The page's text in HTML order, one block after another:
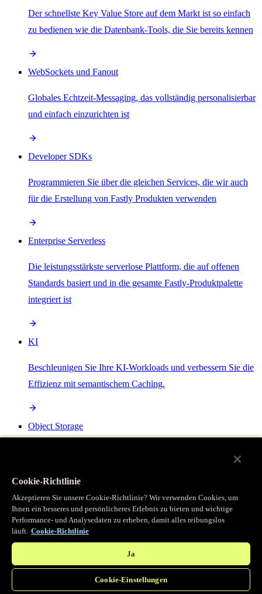
Der schnellste Key Value Store auf dem Markt ist so einfach
zu bedienen wie die Datenbank-Tools, die Sie bereits kennen
WebSockets und Fanout
Globales Echtzeit-Messaging, das vollständig personalisierbar
und einfach einzurichten ist
Developer SDKs
Programmieren Sie über die gleichen Services, die wir auch
für die Erstellung von Fastly Produkten verwenden
Enterprise Serverless
Die leistungsstärkste serverlose Plattform, die auf offenen
Standards basiert und in die gesamte Fastly-Produktpalette
integriert ist
KI
Beschleunigen Sie Ihre KI-Workloads und verbessern Sie die
Effizienz mit semantischem Caching.
Object Storage
Programmierbarer Cache
Erhalten Sie vollständigen programmatischen Zugriff auf das
legendäre Caching, das unser CDN antreibt.
Cookie-Richtlinie
Akzeptieren Sie unsere Cookie-Richtlinie? Wir verwenden Cookies, um
Ihnen ein besseres und persönlicheres Erlebnis zu bieten und wichtige
Performance- und Analysedaten zu erheben, damit alles reibungslos
läuft. Cookie-Richtlinie
Ja
Cookie-Einstellungen